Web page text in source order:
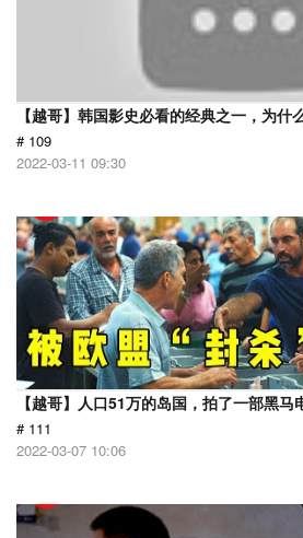
【越哥】韩国影史必看的经典之一，为什
# 109
2022-03-11 09:30
【越哥】人口51万的岛国，拍了一部黑
# 111
2022-03-07 10:06